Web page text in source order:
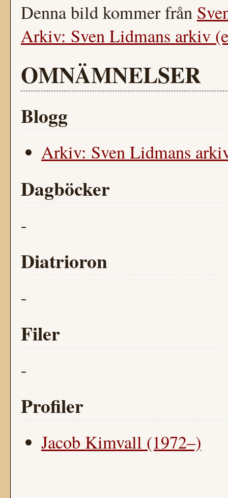
Denna bild kommer från
Arkiv: Sven Lidmans arkiv
OMNÄMNELSER
Blogg
Arkiv: Sven Lidmans
Dagböcker
-
Diatrioron
-
Filer
-
Profiler
Jacob Kimvall (1972–)